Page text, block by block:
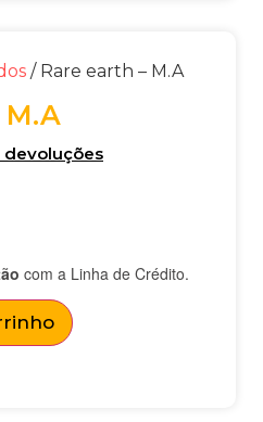
/ Rare earth – M.A
M.A
devoluções
com a Linha de Crédito.